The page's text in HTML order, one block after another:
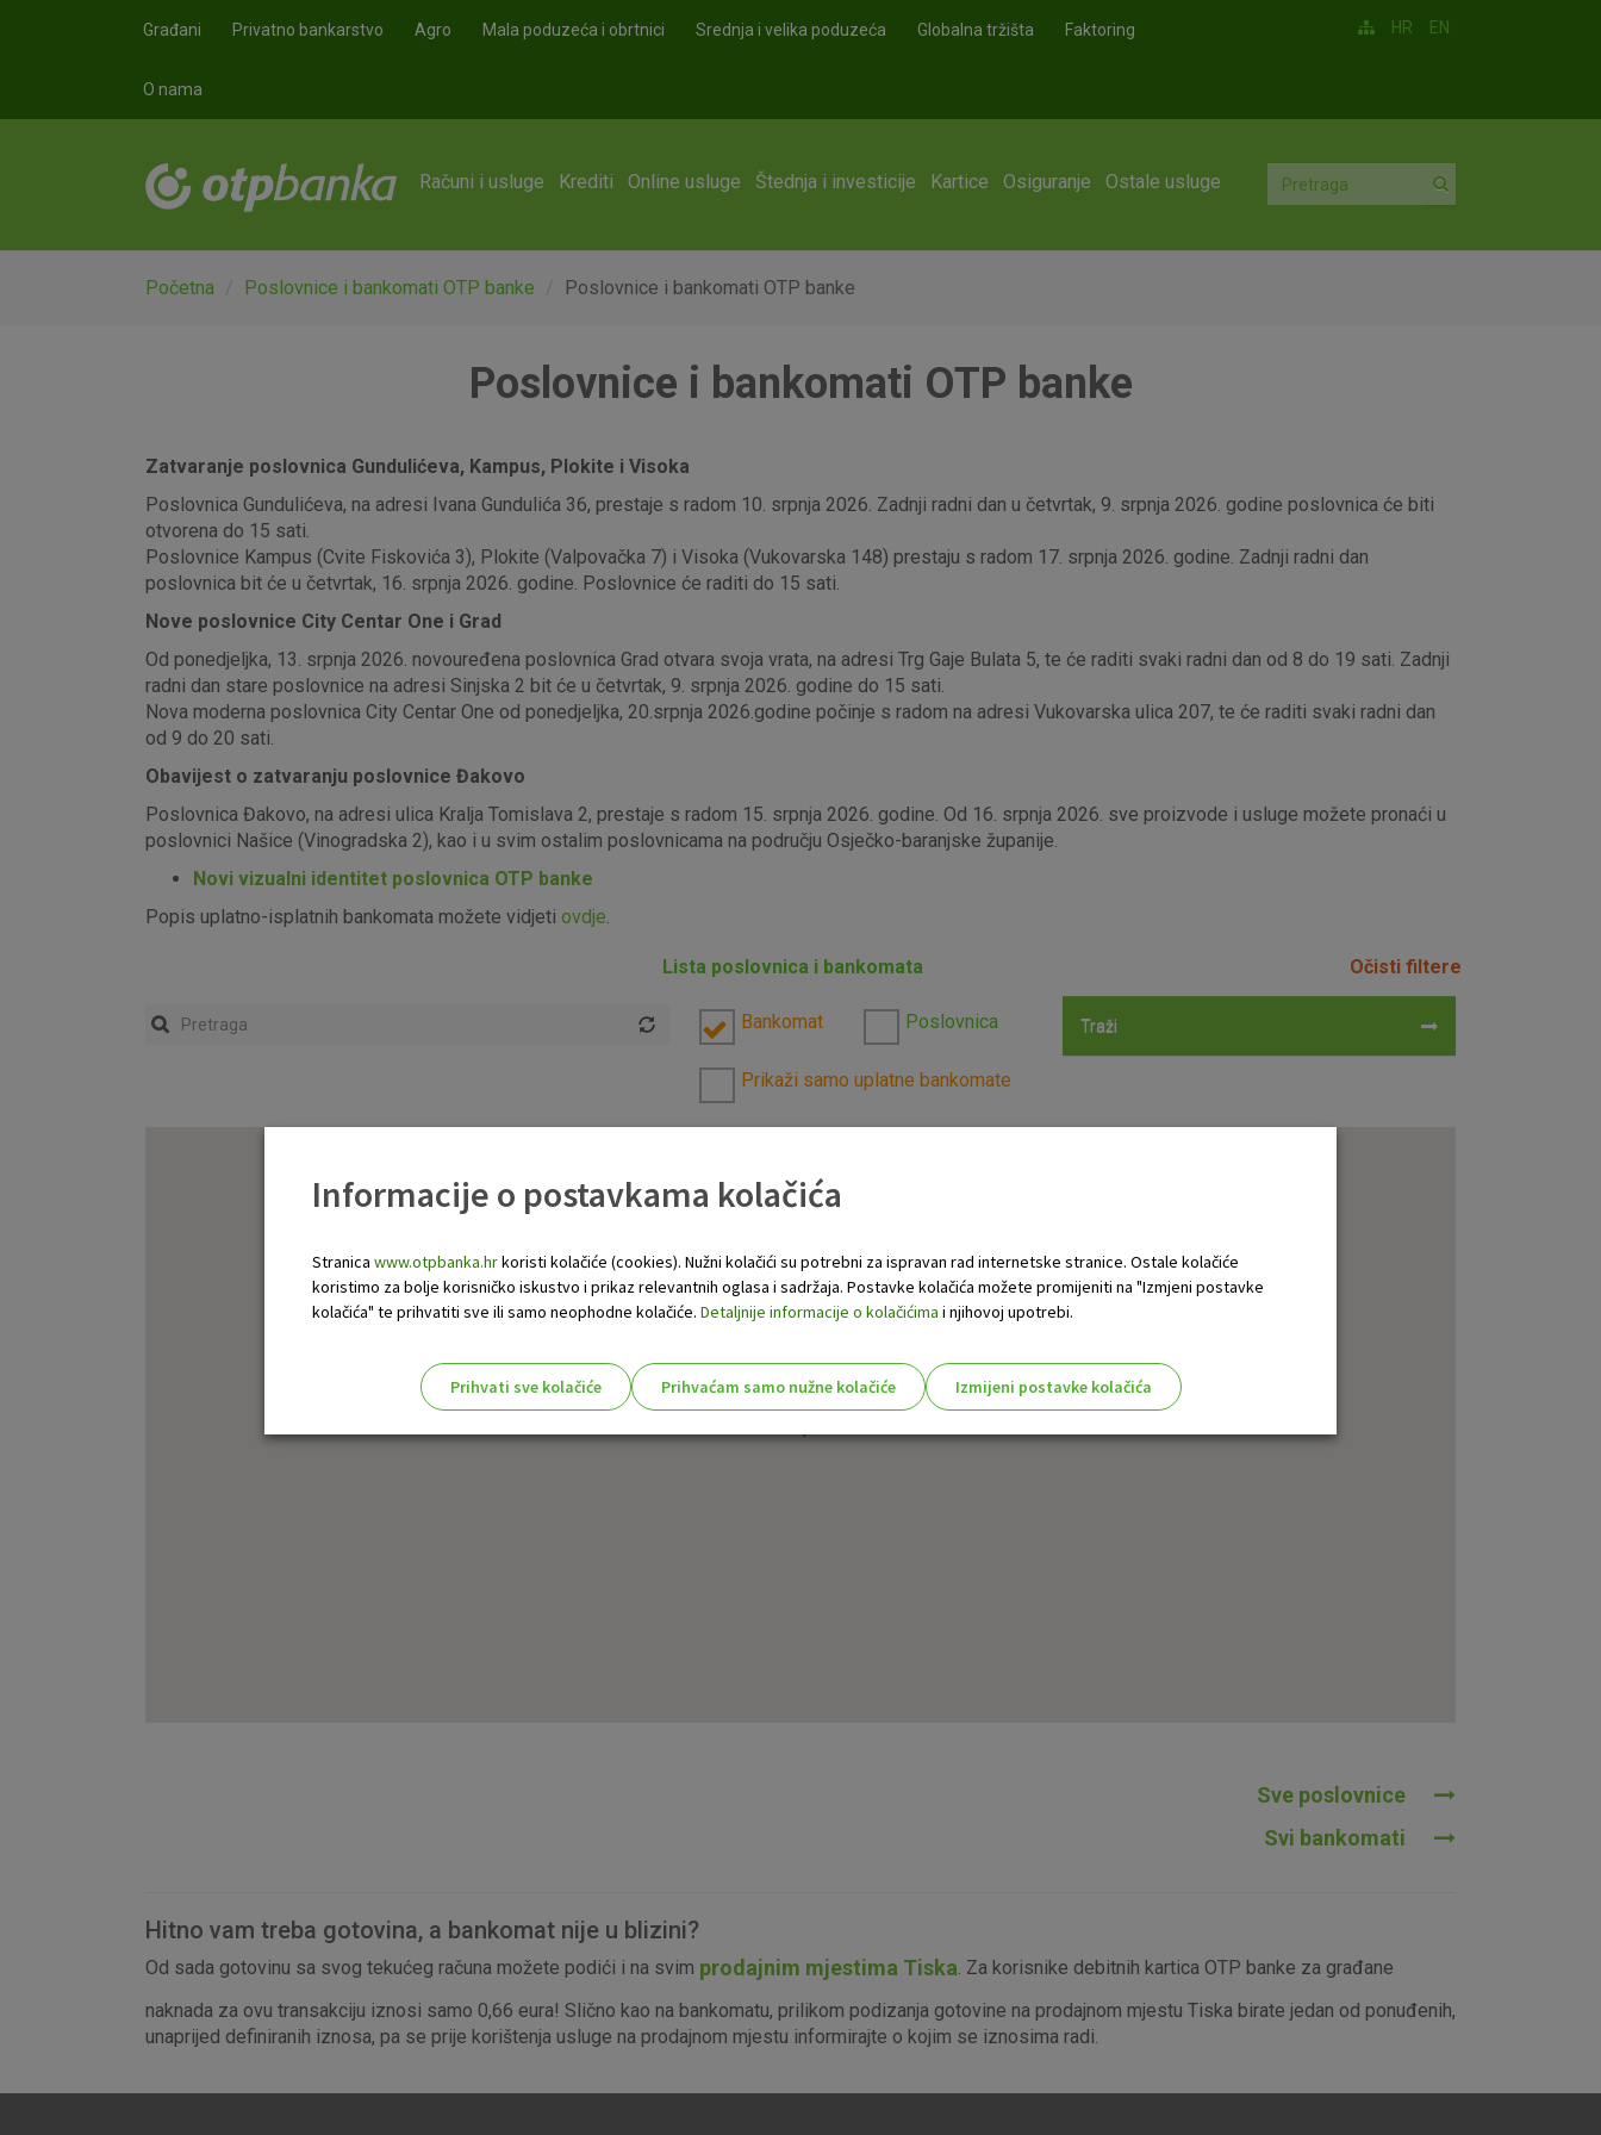
Građani Privatno bankarstvo Agro Mala poduzeća i obrtnici Srednja i velika poduzeća Globalna tržišta Faktoring
O nama
HR EN
Računi i usluge Krediti Online usluge Štednja i investicije Kartice Osiguranje Ostale usluge
Početna Poslovnice i bankomati OTP banke Poslovnice i bankomati OTP banke
Poslovnice i bankomati OTP banke
Zatvaranje poslovnica Gundulićeva, Kampus, Plokite i Visoka
Poslovnica Gundulićeva, na adresi Ivana Gundulića 36, prestaje s radom 10. srpnja 2026. Zadnji radni dan u četvrtak, 9. srpnja 2026. godine poslovnica će biti
otvorena do 15 sati.
Poslovnice Kampus (Cvite Fiskovića 3), Plokite (Valpovačka 7) i Visoka (Vukovarska 148) prestaju s radom 17. srpnja 2026. godine. Zadnji radni dan
poslovnica bit će u četvrtak, 16. srpnja 2026. godine. Poslovnice će raditi do 15 sati.
Nove poslovnice City Centar One i Grad
Od ponedjeljka, 13. srpnja 2026. novouređena poslovnica Grad otvara svoja vrata, na adresi Trg Gaje Bulata 5, te će raditi svaki radni dan od 8 do 19 sati. Zadnji
radni dan stare poslovnice na adresi Sinjska 2 bit će u četvrtak, 9. srpnja 2026. godine do 15 sati.
Nova moderna poslovnica City Centar One od ponedjeljka, 20.srpnja 2026.godine počinje s radom na adresi Vukovarska ulica 207, te će raditi svaki radni dan
od 9 do 20 sati.
Obavijest o zatvaranju poslovnice Đakovo
Poslovnica Đakovo, na adresi ulica Kralja Tomislava 2, prestaje s radom 15. srpnja 2026. godine. Od 16. srpnja 2026. sve proizvode i usluge možete pronaći u
poslovnici Našice (Vinogradska 2), kao i u svim ostalim poslovnicama na području Osječko-baranjske županije.
Novi vizualni identitet poslovnica OTP banke
Popis uplatno-isplatnih bankomata možete vidjeti ovdje.
Lista poslovnica i bankomata Očisti filtere
Bankomat Poslovnica Traži
Prikaži samo uplatne bankomate
Sve poslovnice
Svi bankomati
Hitno vam treba gotovina, a bankomat nije u blizini?
Od sada gotovinu sa svog tekućeg računa možete podići i na svim prodajnim mjestima Tiska. Za korisnike debitnih kartica OTP banke za građane
naknada za ovu transakciju iznosi samo 0,66 eura! Slično kao na bankomatu, prilikom podizanja gotovine na prodajnom mjestu Tiska birate jedan od ponuđenih,
unaprijed definiranih iznosa, pa se prije korištenja usluge na prodajnom mjestu informirajte o kojim se iznosima radi.
Informacije o postavkama kolačića
Stranica www.otpbanka.hrkoristi kolačiće (cookies). Nužni kolačići su potrebni za ispravan rad internetske stranice. Ostale kolačiće
koristimo za bolje korisničko iskustvo i prikaz relevantnih oglasa i sadržaja. Postavke kolačića možete promijeniti na "Izmjeni postavke
kolačića" te prihvatiti sve ili samo neophodne kolačiće. Detaljnije informacije o kolačićima i njihovoj upotrebi.
Prihvati sve kolačiće Prihvaćam samo nužne kolačiće
Izmijeni postavke kolačića
Marketinški